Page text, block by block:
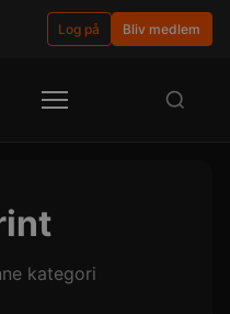
Log på Bliv medlem
kategori